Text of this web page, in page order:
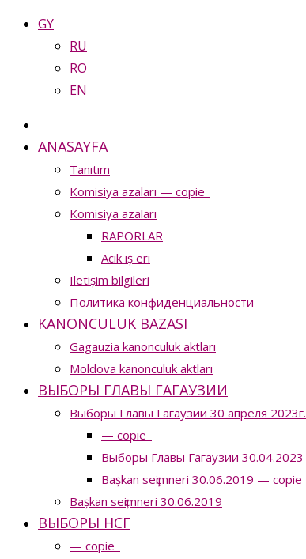
GY
RU
RO
EN
ANASAYFA
Tanıtım
Komisiya azaları — copie_
Komisiya azaları
RAPORLAR
Acık iș eri
Iletișim bilgileri
Политика конфиденциальности
KANONCULUK BAZASI
Gagauzia kanonculuk aktları
Moldova kanonculuk aktları
ВЫБОРЫ ГЛАВЫ ГАГАУЗИИ
Выборы Главы Гагаузии 30 апреля 2023г.
— copie_
Выборы Главы Гагаузии 30.04.2023
Bașkan seҫimneri 30.06.2019 — copie_
Bașkan seҫimneri 30.06.2019
ВЫБОРЫ НСГ
— copie_